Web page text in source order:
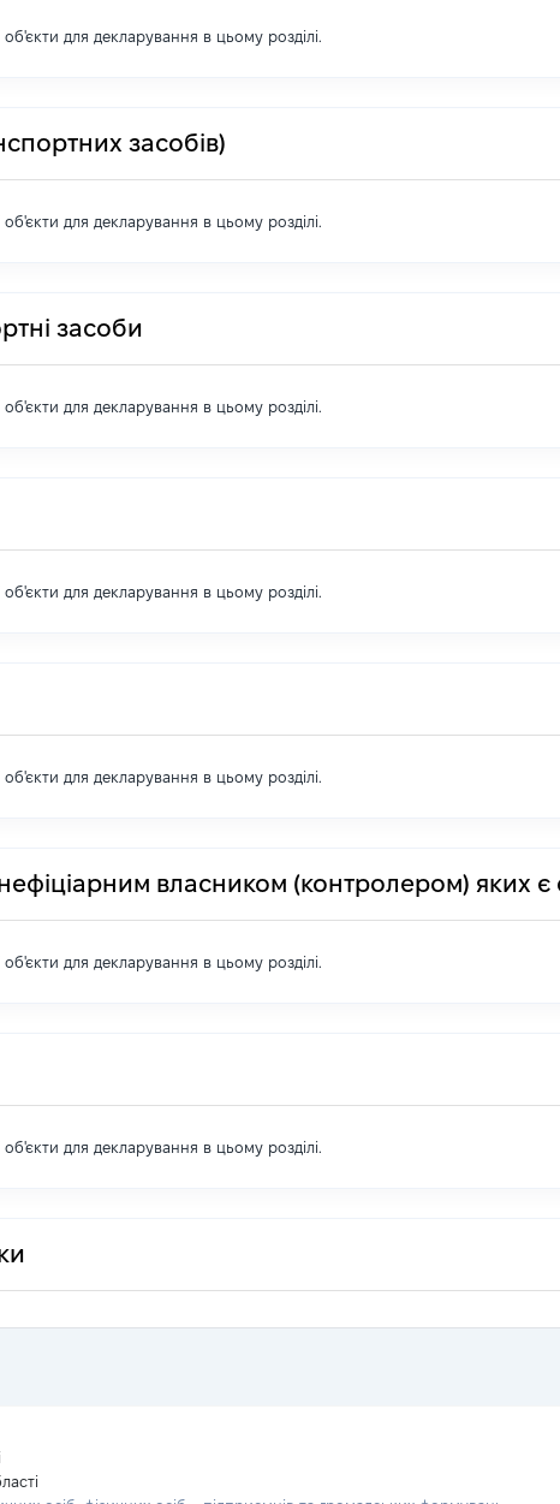
об'єкти для декларування в цьому розділі.
засобів)
об'єкти для декларування в цьому розділі.
засоби
об'єкти для декларування в цьому розділі.
об'єкти для декларування в цьому розділі.
об'єкти для декларування в цьому розділі.
власником (контролером) яких є
об'єкти для декларування в цьому розділі.
об'єкти для декларування в цьому розділі.